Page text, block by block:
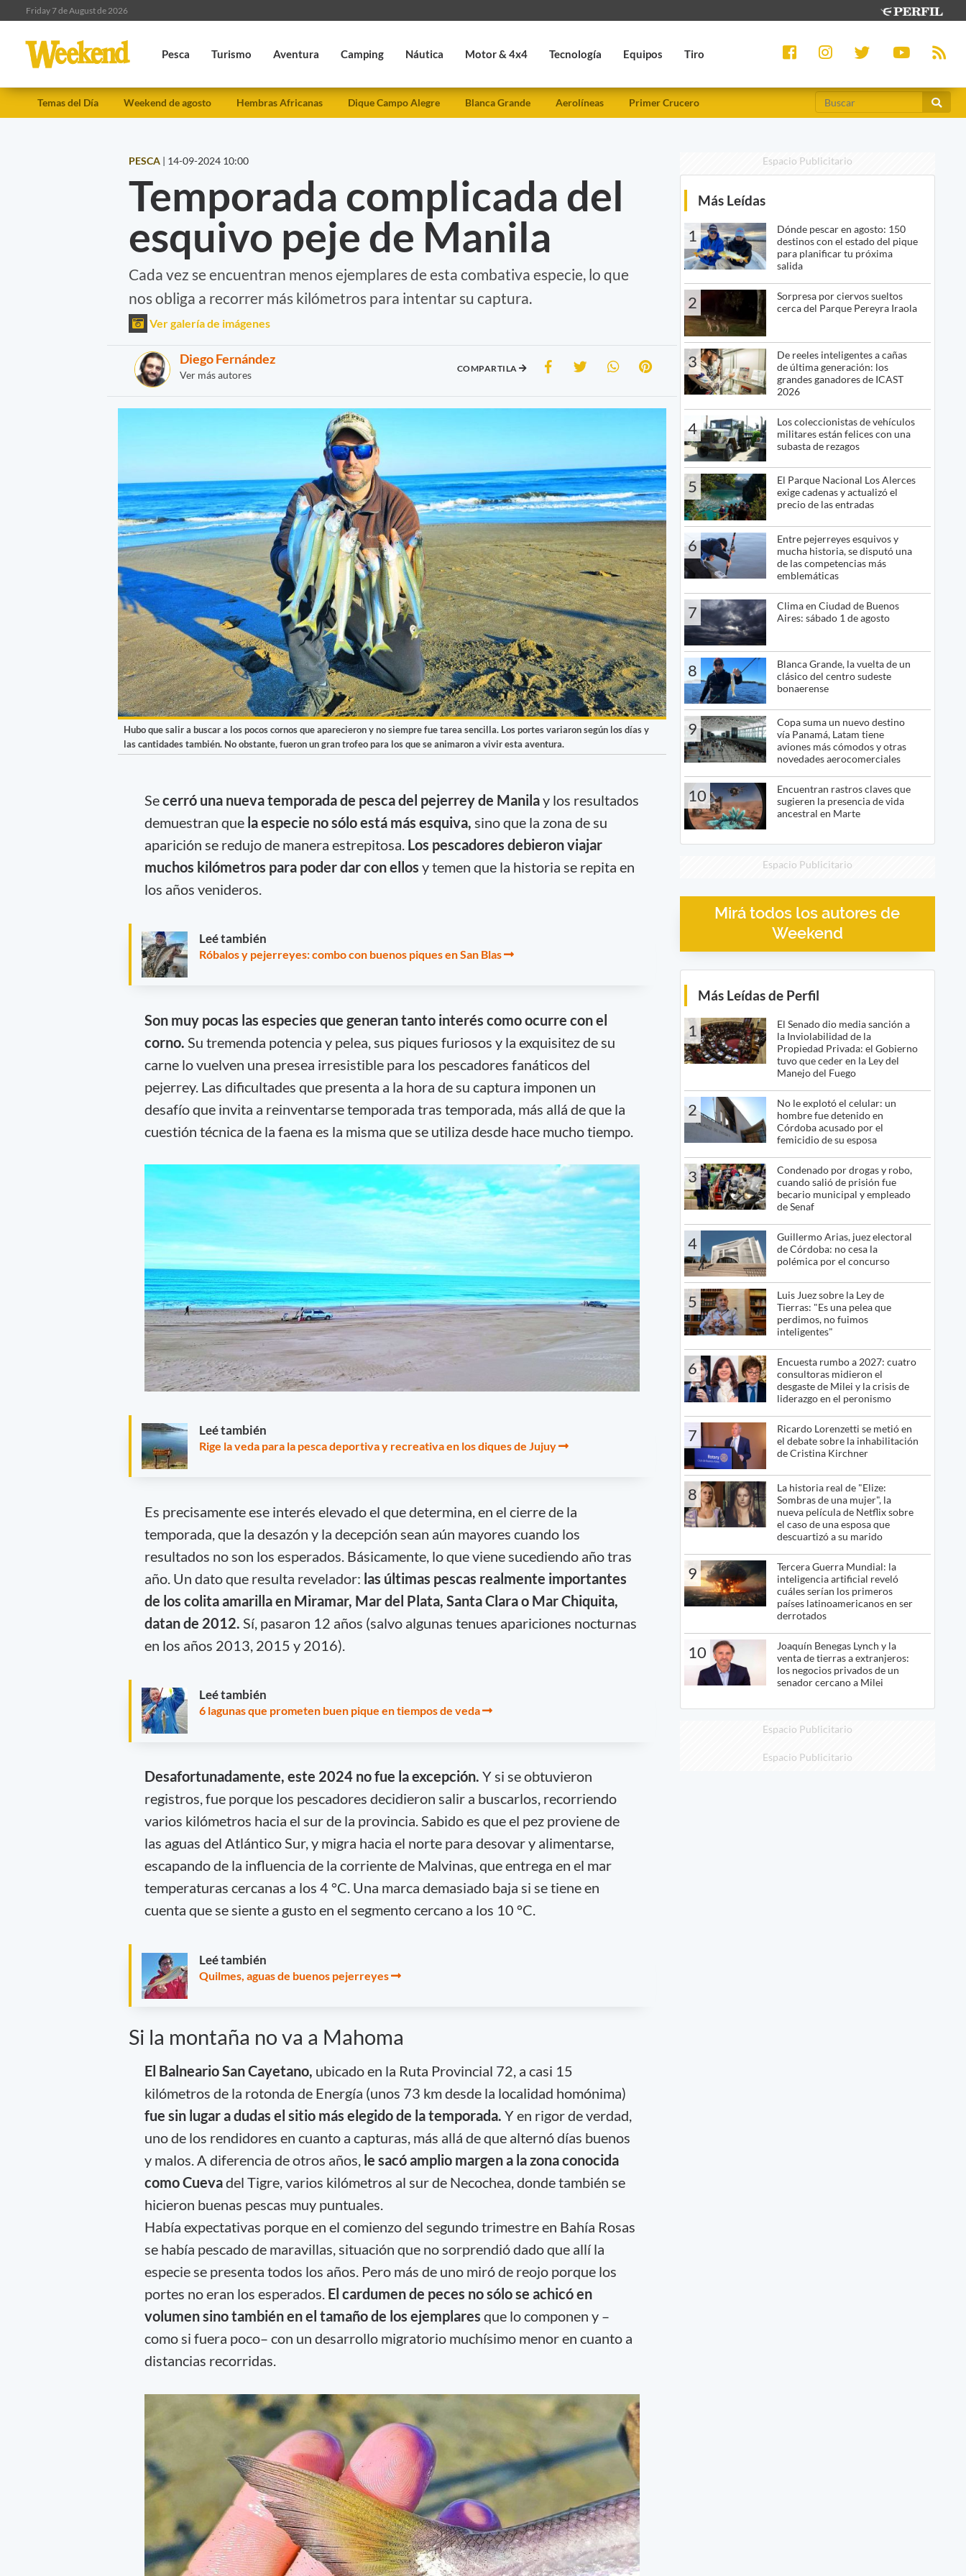
Friday 7 de August de 2026
Pesca Turismo Aventura Camping Náutica Motor & 4x4 Tecnología Equipos Tiro
Temas del Día Weekend de agosto Hembras Africanas Dique Campo Alegre Blanca Grande Aerolíneas Primer Crucero
PESCA | 14-09-2024 10:00
Temporada complicada del
esquivo peje de Manila
Cada vez se encuentran menos ejemplares de esta combativa especie, lo que
nos obliga a recorrer más kilómetros para intentar su captura.
Ver galería de imágenes
Diego Fernández
Ver más autores
COMPARTILA
Hubo que salir a buscar a los pocos cornos que aparecieron y no siempre fue tarea sencilla. Los portes variaron según los días y
las cantidades también. No obstante, fueron un gran trofeo para los que se animaron a vivir esta aventura.
Secerró una nueva temporada de pesca del pejerrey de Manilay los resultados
demuestran quela especie no sólo está más esquiva, sino que la zona de su
aparición se redujo de manera estrepitosa. Los pescadores debieron viajar
muchos kilómetros para poder dar con ellos y temen que la historia se repita en
los años venideros.
Leé también
Róbalos y pejerreyes: combo con buenos piques en San Blas
Son muy pocas las especies que generan tanto interés como ocurre con el
corno. Su tremenda potencia y pelea, sus piques furiosos y la exquisitez de su
carne lo vuelven una presea irresistible para los pescadores fanáticos del
pejerrey. Las dificultades que presenta a la hora de su captura imponen un
desafío que invita a reinventarse temporada tras temporada, más allá de que la
cuestión técnica de la faena es la misma que se utiliza desde hace mucho tiempo.
Leé también
Rige la veda para la pesca deportiva y recreativa en los diques de Jujuy
Es precisamente ese interés elevado el que determina, en el cierre de la
temporada, que la desazón y la decepción sean aún mayores cuando los
resultados no son los esperados. Básicamente, lo que viene sucediendo año tras
año. Un dato que resulta revelador: las últimas pescas realmente importantes
de los colita amarilla en Miramar, Mar del Plata, Santa Clara o Mar Chiquita,
datan de 2012. Sí, pasaron 12 años (salvo algunas tenues apariciones nocturnas
en los años 2013, 2015 y 2016).
Leé también
6 lagunas que prometen buen pique en tiempos de veda
Desafortunadamente, este 2024 no fue la excepción. Y si se obtuvieron
registros, fue porque los pescadores decidieron salir a buscarlos, recorriendo
varios kilómetros hacia el sur de la provincia. Sabido es que el pez proviene de
las aguas del Atlántico Sur, y migra hacia el norte para desovar y alimentarse,
escapando de la influencia de la corriente de Malvinas, que entrega en el mar
temperaturas cercanas a los 4 °C. Una marca demasiado baja si se tiene en
cuenta que se siente a gusto en el segmento cercano a los 10 °C.
Leé también
Quilmes, aguas de buenos pejerreyes
Si la montaña no va a Mahoma
El Balneario San Cayetano, ubicado en la Ruta Provincial 72, a casi 15
kilómetros de la rotonda de Energía (unos 73 km desde la localidad homónima)
fue sin lugar a dudas el sitio más elegido de la temporada. Y en rigor de verdad,
uno de los rendidores en cuanto a capturas, más allá de que alternó días buenos
y malos. A diferencia de otros años, le sacó amplio margen a la zona conocida
como Cuevadel Tigre, varios kilómetros al sur de Necochea, donde también se
hicieron buenas pescas muy puntuales.
Había expectativas porque en el comienzo del segundo trimestre en Bahía Rosas
se había pescado de maravillas, situación que no sorprendió dado que allí la
especie se presenta todos los años. Pero más de uno miró de reojo porque los
portes no eran los esperados. El cardumen de peces no sólo se achicó en
volumen sino también en el tamaño de los ejemplares que lo componen y –
como si fuera poco– con un desarrollo migratorio muchísimo menor en cuanto a
distancias recorridas.
Espacio Publicitario
Más Leídas
1
Dónde pescar en agosto: 150
destinos con el estado del pique
para planificar tu próxima
salida
2
Sorpresa por ciervos sueltos
cerca del Parque Pereyra Iraola
3
De reeles inteligentes a cañas
de última generación: los
grandes ganadores de ICAST
2026
4
Los coleccionistas de vehículos
militares están felices con una
subasta de rezagos
5
El Parque Nacional Los Alerces
exige cadenas y actualizó el
precio de las entradas
6
Entre pejerreyes esquivos y
mucha historia, se disputó una
de las competencias más
emblemáticas
7
Clima en Ciudad de Buenos
Aires: sábado 1 de agosto
8
Blanca Grande, la vuelta de un
clásico del centro sudeste
bonaerense
9
Copa suma un nuevo destino
vía Panamá, Latam tiene
aviones más cómodos y otras
novedades aerocomerciales
10
Encuentran rastros claves que
sugieren la presencia de vida
ancestral en Marte
Espacio Publicitario
Mirá todos los autores de
Weekend
Más Leídas de Perfil
1
El Senado dio media sanción a
la Inviolabilidad de la
Propiedad Privada: el Gobierno
tuvo que ceder en la Ley del
Manejo del Fuego
2
No le explotó el celular: un
hombre fue detenido en
Córdoba acusado por el
femicidio de su esposa
3
Condenado por drogas y robo,
cuando salió de prisión fue
becario municipal y empleado
de Senaf
4
Guillermo Arias, juez electoral
de Córdoba: no cesa la
polémica por el concurso
5
Luis Juez sobre la Ley de
Tierras: "Es una pelea que
perdimos, no fuimos
inteligentes"
6
Encuesta rumbo a 2027: cuatro
consultoras midieron el
desgaste de Milei y la crisis de
liderazgo en el peronismo
7
Ricardo Lorenzetti se metió en
el debate sobre la inhabilitación
de Cristina Kirchner
8
La historia real de "Elize:
Sombras de una mujer", la
nueva película de Netflix sobre
el caso de una esposa que
descuartizó a su marido
9
Tercera Guerra Mundial: la
inteligencia artificial reveló
cuáles serían los primeros
países latinoamericanos en ser
derrotados
10
Joaquín Benegas Lynch y la
venta de tierras a extranjeros:
los negocios privados de un
senador cercano a Milei
Espacio Publicitario
Espacio Publicitario